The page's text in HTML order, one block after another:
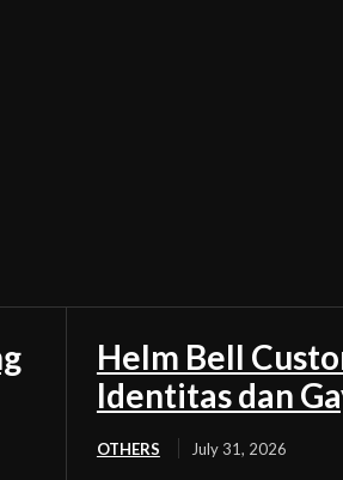
Helm Bell
Identitas dan
OTHERS July 31, 2026